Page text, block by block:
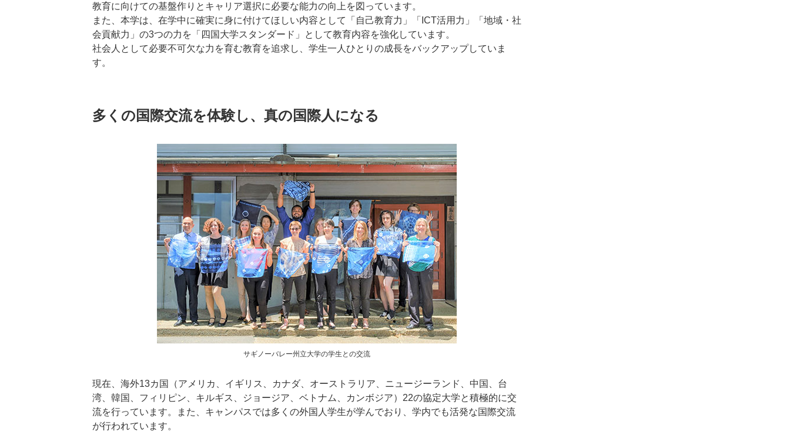
教育に向けての基盤作りとキャリア選択に必要な能力の向上を図っています。
また、本学は、在学中に確実に身に付けてほしい内容として「自己教育力」「ICT活用力」「地域・社
会貢献力」の3つの力を「四国大学スタンダード」として教育内容を強化しています。
社会人として必要不可欠な力を育む教育を追求し、学生一人ひとりの成長をバックアップしていま
す。
多くの国際交流を体験し、真の国際人になる
サギノーバレー州立大学の学生との交流
現在、海外13カ国（アメリカ、イギリス、カナダ、オーストラリア、ニュージーランド、中国、台
湾、韓国、フィリピン、キルギス、ジョージア、ベトナム、カンボジア）22の協定大学と積極的に交
流を行っています。また、キャンパスでは多くの外国人学生が学んでおり、学内でも活発な国際交流
が行われています。